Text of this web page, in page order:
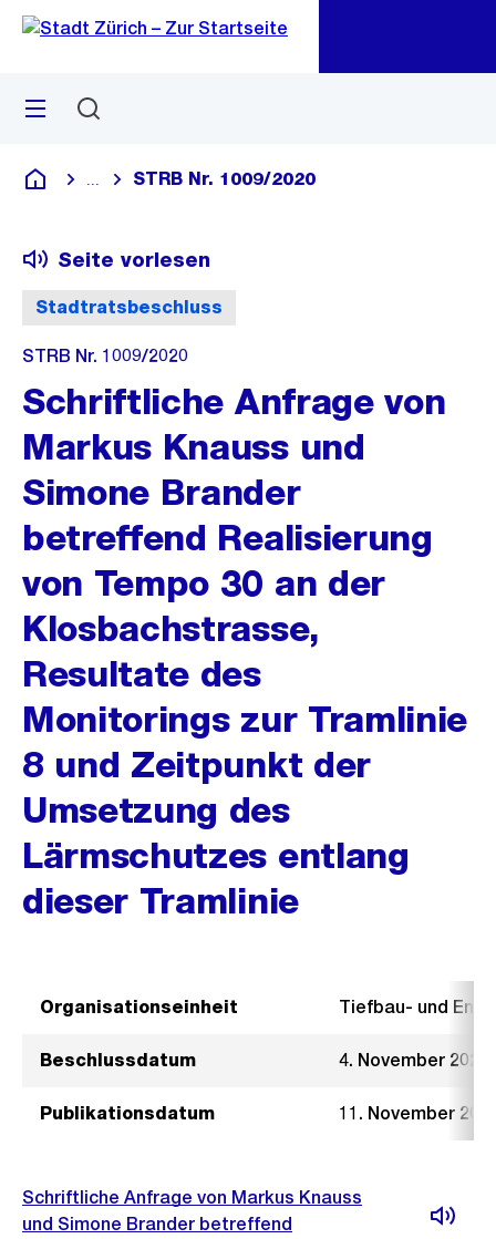
Navigation
Sprunglink
Menü
Deutsch
Blende alle Breadcrumbs ein
STRB Nr. 1009/2020
Stadtratsbeschluss
Seite vorlesen
STRB Nr. 1009/2020
Schriftliche Anfrage von
Markus Knauss und
Simone Brander
betreffend Realisierung
von Tempo 30 an der
Klosbachstrasse,
Resultate des
Monitorings zur Tramlinie
8 und Zeitpunkt der
Umsetzung des
Lärmschutzes entlang
dieser Tramlinie
Organisationseinheit Tiefbau- und
Beschlussdatum 4. November 2020
Publikationsdatum 11. November
Schriftliche Anfrage von Markus Knauss
und Simone Brander betreffend